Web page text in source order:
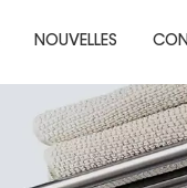
NOUVELLES